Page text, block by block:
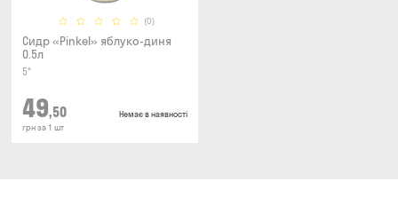
(0)
Сидр «Pinkel» яблуко-диня
0.5л
5°
49,50
грн за 1 шт
Немає в наявності